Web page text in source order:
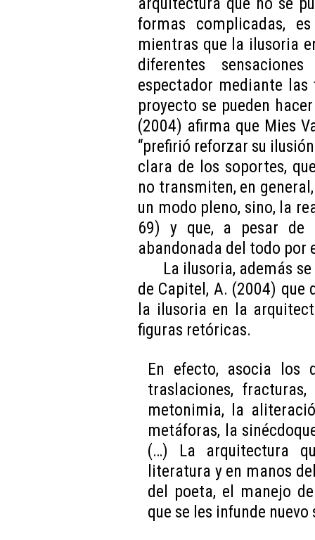
formas complicadas,
mientras que la ilusoria
diferentes
espectador mediante
proyecto se pueden
(2004) afirma que Mies
“prefirió reforzar su
clara de los soportes,
no transmiten, en
un modo pleno, sino, la
69) y que, a pesar de
abandonada del todo por
La ilusoria, además
de Capitel, A. (2004) que
la ilusoria en la
figuras retóricas.
En efecto, asocia los
traslaciones,
metonimia, la
metáforas, la
(…) La arquitectura
literatura y en manos
del poeta, el manejo
que se les infunde